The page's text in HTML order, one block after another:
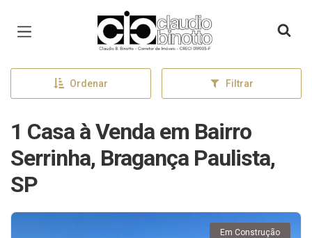
Página inicial
Ordenar Filtrar
1 Casa à Venda em Bairro
Serrinha, Bragança Paulista,
SP
Em Construção